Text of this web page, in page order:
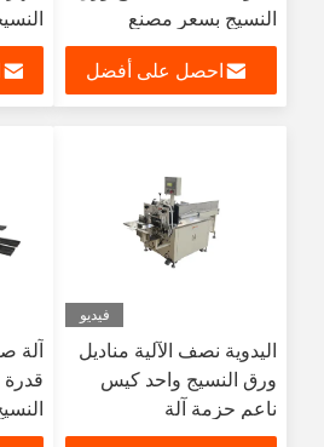
النسيج بسعر مصنع
احصل على أفضل
فيديو
اليدوية نصف الآلية مناديل
ورق النسيج واحد كيس
ناعم حزمة آلة
آلة